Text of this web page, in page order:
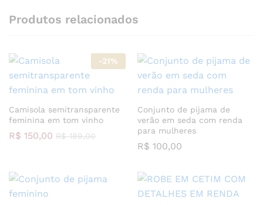
Produtos relacionados
-21%
Camisola semitransparente
feminina em tom vinho
R$ 150,00 R$189,00
Conjunto de pijama de
verão em seda com renda
para mulheres
R$ 100,00